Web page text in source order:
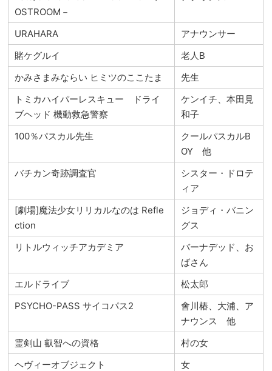
OSTROOM－
URAHARA
アナウンサー
賭ケグルイ
老人B
かみさまみならい ヒミツのここたま
先生
トミカハイパーレスキュー ドライ
ブヘッド 機動救急警察
ケンイチ、本田見
和子
100％パスカル先生
クールパスカルB
OY 他
バチカン奇跡調査官
シスター・ドロテ
ィア
[劇場]魔法少女リリカルなのは Refle
ction
ジョディ・バニン
グス
リトルウィッチアカデミア
バーナデッド、お
ばさん
エルドライブ
松太郎
PSYCHO-PASS サイコパス2
會川椿、大浦、ア
ナウンス 他
霊剣山 叡智への資格
村の女
ヘヴィーオブジェクト
女